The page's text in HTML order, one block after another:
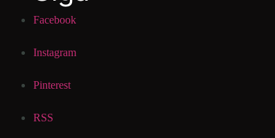
Facebook
Instagram
Pinterest
RSS